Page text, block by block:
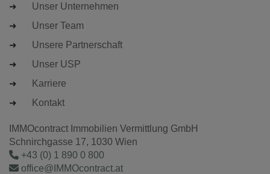
Unser Unternehmen
Unser Team
Unsere Partnerschaft
Unser USP
Karriere
Kontakt
IMMOcontract Immobilien Vermittlung GmbH
Schnirchgasse 17, 1030 Wien
+43 (0) 1 890 0 800
office@IMMOcontract.at